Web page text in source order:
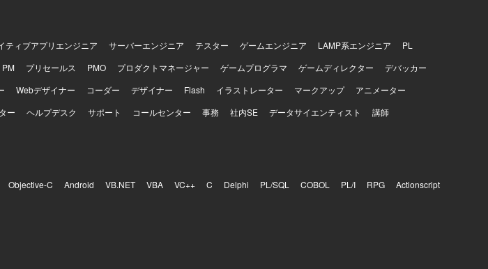
ティブアプリエンジニア サーバーエンジニア テスター ゲームエンジニア LAMP系エンジニア
PL
PM プリセールス PMO プロダクトマネージャー ゲームプログラマ ゲームディレクター
デバッカー
Webデザイナー コーダー デザイナー Flash イラストレーター マークアップ
アニメーター
ー ヘルプデスク サポート コールセンター 事務 社内SE データサイエンティスト 講師
Objective-C Android VB.NET VBA VC++ C Delphi PL/SQL COBOL PL/I RPG
Actionscript